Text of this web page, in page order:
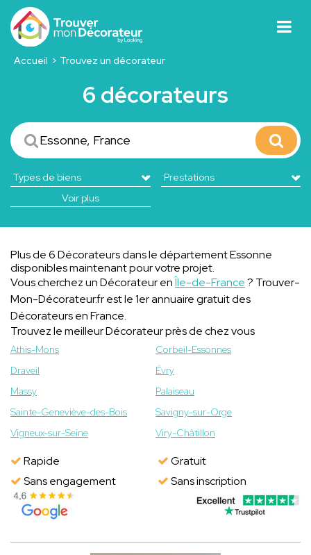
Accueil Trouvez un décorateur
6 décorateurs
Voir plus
Plus de 6 Décorateurs dans le département Essonne
disponibles maintenant pour votre projet.
Vous cherchez un Décorateur enÎle-de-France? Trouver-
Mon-Décorateur.fr est le 1er annuaire gratuit des
Décorateurs en France.
Trouvez le meilleur Décorateur près de chez vous
Athis-Mons
Corbeil-Essonnes
Draveil
Évry
Massy
Palaiseau
Sainte-Geneviève-des-Bois
Savigny-sur-Orge
Vigneux-sur-Seine
Viry-Châtillon
Rapide
Gratuit
Sans engagement
Sans inscription